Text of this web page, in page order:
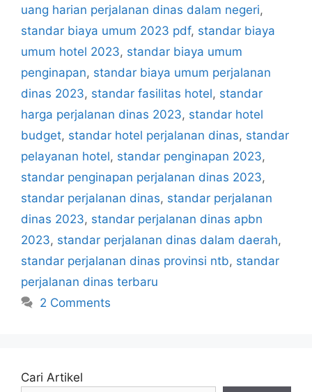
uang harian perjalanan dinas dalam negeri,
standar biaya umum 2023 pdf, standar biaya
umum hotel 2023, standar biaya umum
penginapan, standar biaya umum perjalanan
dinas 2023, standar fasilitas hotel, standar
harga perjalanan dinas 2023, standar hotel
budget, standar hotel perjalanan dinas, standar
pelayanan hotel, standar penginapan 2023,
standar penginapan perjalanan dinas 2023,
standar perjalanan dinas, standar perjalanan
dinas 2023, standar perjalanan dinas apbn
2023, standar perjalanan dinas dalam daerah,
standar perjalanan dinas provinsi ntb, standar
perjalanan dinas terbaru
2 Comments
Cari Artikel